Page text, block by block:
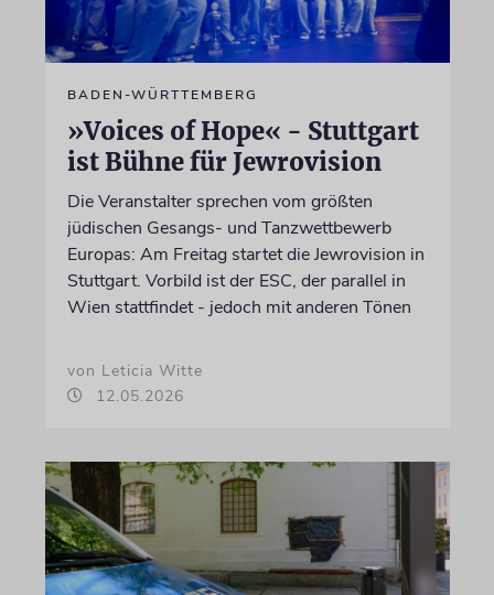
BADEN-WÜRTTEMBERG
»Voices of Hope« - Stuttgart
ist Bühne für Jewrovision
Die Veranstalter sprechen vom größten
jüdischen Gesangs- und Tanzwettbewerb
Europas: Am Freitag startet die Jewrovision in
Stuttgart. Vorbild ist der ESC, der parallel in
Wien stattfindet - jedoch mit anderen Tönen
von Leticia Witte
12.05.2026